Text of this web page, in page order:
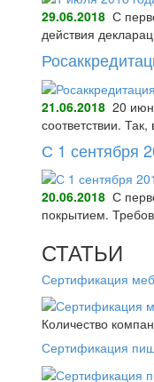
29.06.2018 С
действия
21.06.2018 20
соответствии.
С 1 сентября
20.06.2018 С
покрытием.
СТАТЬИ
Сертификация
Количество
Сертификация